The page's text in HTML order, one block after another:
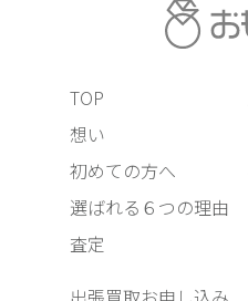
TOP
想い
初めての方へ
選ばれる６つの理由
査定